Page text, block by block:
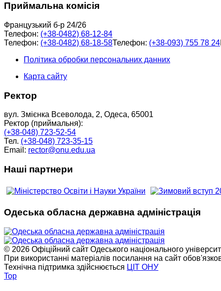
Приймальна комісія
Французький б-р 24/26
Телефон: (+38-0482) 68-12-84
Телефон: (+38-0482) 68-18-58Телефон: (+38-093) 755 78 24
Політика обробки персональних данних
Карта сайту
Ректор
вул. Змієнка Всеволода, 2, Одеса, 65001
Ректор (приймальня):
(+38-048) 723-52-54
Тел. (+38-048) 723-35-15
Email: rector@onu.edu.ua
Наші партнери
Одеська обласна державна адміністрація
© 2026 Офіційний сайт Одеського національного
При використанні матеріалів посилання на сайт
Технічна підтримка здійснюється ЦІТ ОНУ
Top